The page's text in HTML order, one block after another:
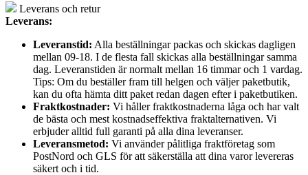
Leverans och retur
Leverans:
Leveranstid: Alla beställningar packas och skickas dagligen
mellan 09-18. I de flesta fall skickas alla beställningar samma
dag. Leveranstiden är normalt mellan 16 timmar och 1 vardag.
Tips: Om du beställer fram till helgen och väljer paketbutik,
kan du ofta hämta ditt paket redan dagen efter i paketbutiken.
Fraktkostnader: Vi håller fraktkostnaderna låga och har valt
de bästa och mest kostnadseffektiva fraktalternativen. Vi
erbjuder alltid full garanti på alla dina leveranser.
Leveransmetod: Vi använder pålitliga fraktföretag som
PostNord och GLS för att säkerställa att dina varor levereras
säkert och i tid.